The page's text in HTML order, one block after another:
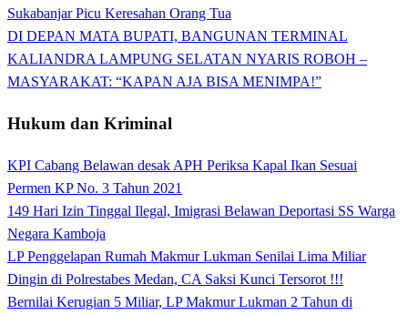
Sukabanjar Picu Keresahan Orang Tua
DI DEPAN MATA BUPATI, BANGUNAN TERMINAL
KALIANDRA LAMPUNG SELATAN NYARIS ROBOH –
MASYARAKAT: “KAPAN AJA BISA MENIMPA!”
Hukum dan Kriminal
KPI Cabang Belawan desak APH Periksa Kapal Ikan Sesuai
Permen KP No. 3 Tahun 2021
149 Hari Izin Tinggal Ilegal, Imigrasi Belawan Deportasi SS Warga
Negara Kamboja
LP Penggelapan Rumah Makmur Lukman Senilai Lima Miliar
Dingin di Polrestabes Medan, CA Saksi Kunci Tersorot !!!
Bernilai Kerugian 5 Miliar, LP Makmur Lukman 2 Tahun di